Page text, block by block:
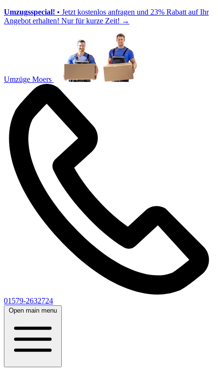
Umzugsspecial! • Jetzt kostenlos anfragen und 23% Rabatt auf Ihr
Angebot erhalten! Nur für kurze Zeit! →
Umzüge Moers
01579-2632724
Open main menu